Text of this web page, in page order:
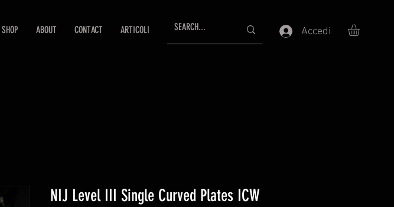
SHOP ABOUT CONTACT ARTICOLI Accedi
NIJ Level III Single Curved Plates ICW